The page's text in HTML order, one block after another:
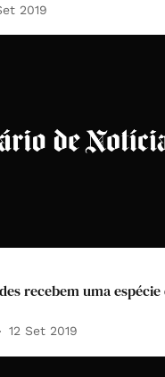
2019
recebem uma
12 Set 2019